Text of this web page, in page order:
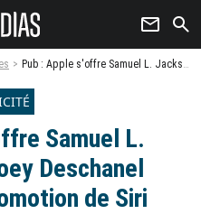
newsletter search
Pub : Apple s'offre Samuel L. Jackson et Zooey Deschanel pour faire la promotion de Siri
Samuel L.
Deschanel
de Siri